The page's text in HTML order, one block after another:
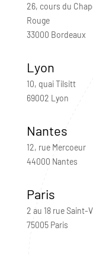
26, cours du
Rouge
33000 Bordeaux
Lyon
10, quai Tilsitt
69002 Lyon
Nantes
12, rue Mercoeur
44000 Nantes
Paris
2 au 18 rue Saint-
75005 Paris